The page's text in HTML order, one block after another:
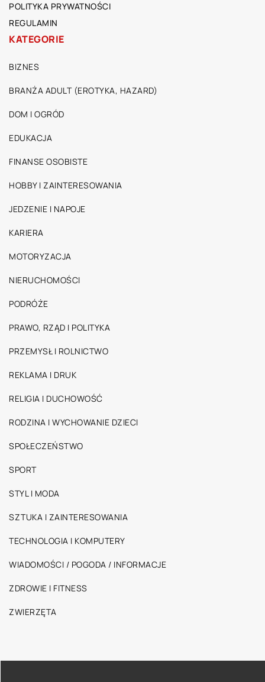
POLITYKA PRYWATNOŚCI
REGULAMIN
KATEGORIE
BIZNES
BRANŻA ADULT (EROTYKA, HAZARD)
DOM I OGRÓD
EDUKACJA
FINANSE OSOBISTE
HOBBY I ZAINTERESOWANIA
JEDZENIE I NAPOJE
KARIERA
MOTORYZACJA
NIERUCHOMOŚCI
PODRÓŻE
PRAWO, RZĄD I POLITYKA
PRZEMYSŁ I ROLNICTWO
REKLAMA I DRUK
RELIGIA I DUCHOWOŚĆ
RODZINA I WYCHOWANIE DZIECI
SPOŁECZEŃSTWO
SPORT
STYL I MODA
SZTUKA I ZAINTERESOWANIA
TECHNOLOGIA I KOMPUTERY
WIADOMOŚCI / POGODA / INFORMACJE
ZDROWIE I FITNESS
ZWIERZĘTA